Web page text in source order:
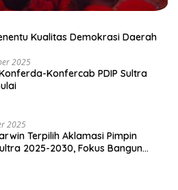
Kualitas Demokrasi Daerah
2025
Konfercab PDIP Sultra
2025
Terpilih Aklamasi Pimpin
2025-2030, Fokus Bangun